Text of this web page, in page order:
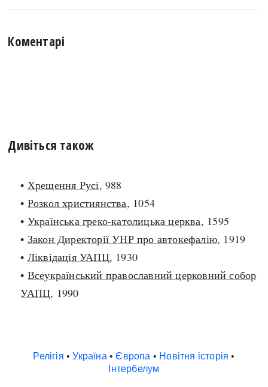
Коментарі
Дивіться також
• Хрещення Русі, 988
• Розкол християнства, 1054
• Українська греко-католицька церква, 1595
• Закон Директорії УНР про автокефалію, 1919
• Ліквідація УАПЦ, 1930
• Всеукраїнський православний церковний собор
УАПЦ, 1990
Релігія •Україна •Європа • Новітня історія •
Інтербелум